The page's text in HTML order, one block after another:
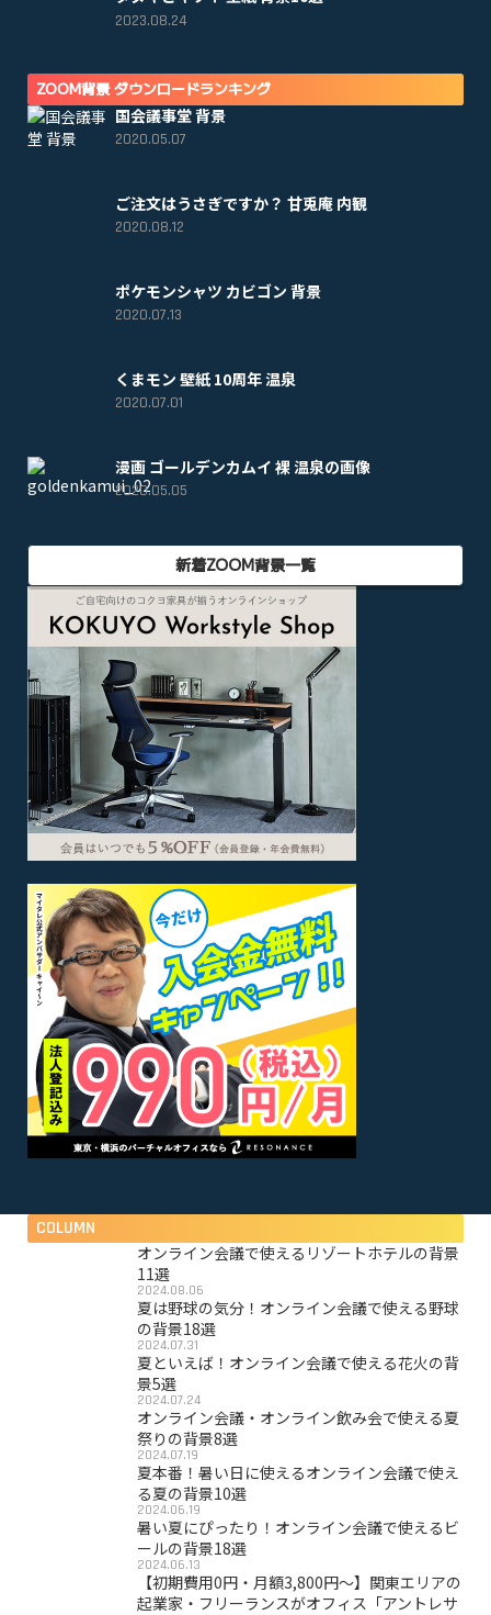
2023.08.24
ZOOM背景 ダウンロードランキング
国会議事堂 背景
2020.05.07
ご注文はうさぎですか？ 甘兎庵 内観
2020.08.12
ポケモンシャツ カビゴン 背景
2020.07.13
くまモン 壁紙 10周年 温泉
2020.07.01
漫画 ゴールデンカムイ 裸 温泉の画像
2020.05.05
新着ZOOM背景一覧
COLUMN
オンライン会議で使えるリゾートホテルの背景
11選
2024.08.06
夏は野球の気分！オンライン会議で使える野球
の背景18選
2024.07.31
夏といえば！オンライン会議で使える花火の背
景5選
2024.07.24
オンライン会議・オンライン飲み会で使える夏
祭りの背景8選
2024.07.19
夏本番！暑い日に使えるオンライン会議で使え
る夏の背景10選
2024.06.19
暑い夏にぴったり！オンライン会議で使えるビ
ールの背景18選
2024.06.13
【初期費用0円・月額3,800円〜】関東エリアの
起業家・フリーランスがオフィス「アントレサ